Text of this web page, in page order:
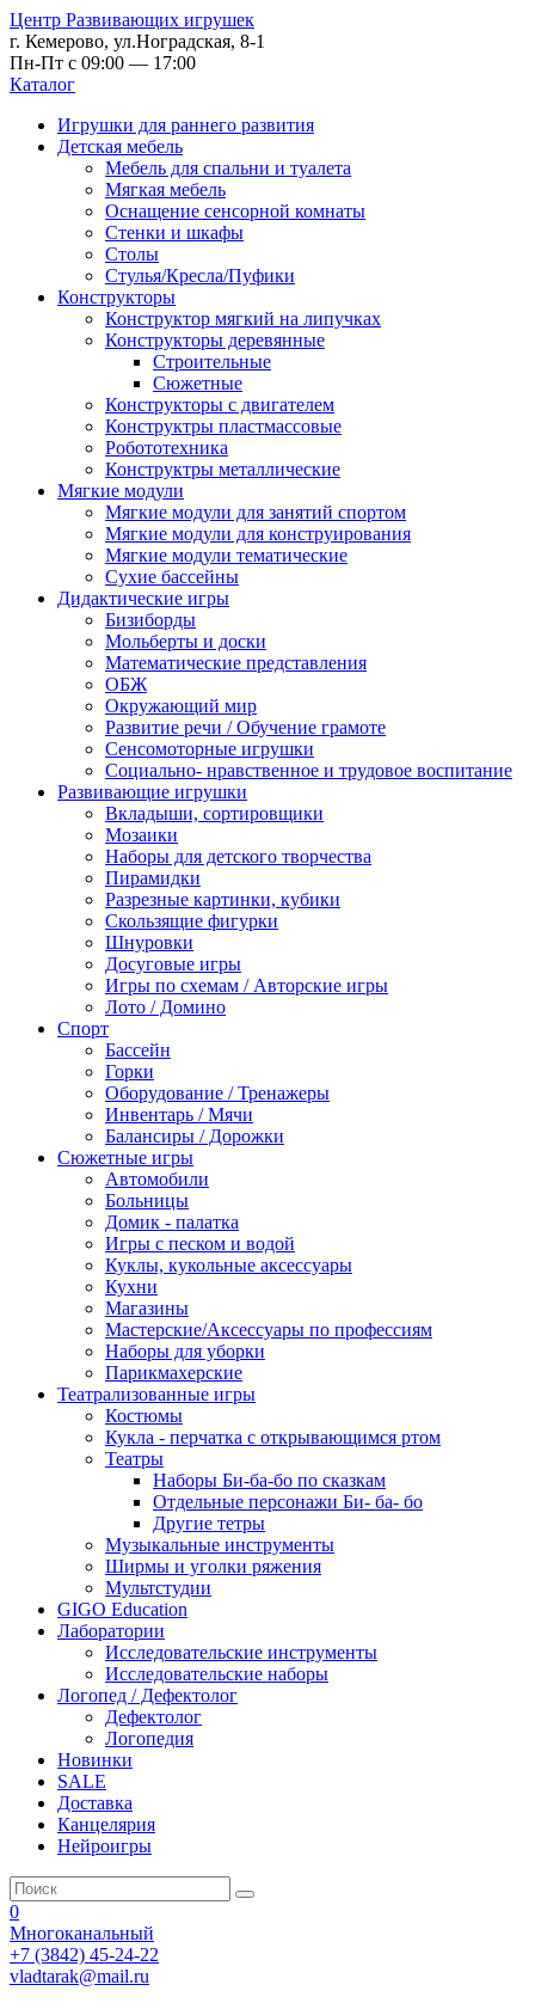
Центр Развивающих игрушек
г. Кемерово, ул.Ноградская, 8-1
Пн-Пт с 09:00 — 17:00
Каталог
Игрушки для раннего развития
Детская мебель
Мебель для спальни и туалета
Мягкая мебель
Оснащение сенсорной комнаты
Стенки и шкафы
Столы
Стулья/Кресла/Пуфики
Конструкторы
Конструктор мягкий на липучках
Конструкторы деревянные
Строительные
Сюжетные
Конструкторы с двигателем
Конструктры пластмассовые
Робототехника
Конструктры металлические
Мягкие модули
Мягкие модули для занятий спортом
Мягкие модули для конструирования
Мягкие модули тематические
Сухие бассейны
Дидактические игры
Бизиборды
Мольберты и доски
Математические представления
ОБЖ
Окружающий мир
Развитие речи / Обучение грамоте
Сенсомоторные игрушки
Социально- нравственное и трудовое воспитание
Развивающие игрушки
Вкладыши, сортировщики
Мозаики
Наборы для детского творчества
Пирамидки
Разрезные картинки, кубики
Скользящие фигурки
Шнуровки
Досуговые игры
Игры по схемам / Авторские игры
Лото / Домино
Спорт
Бассейн
Горки
Оборудование / Тренажеры
Инвентарь / Мячи
Балансиры / Дорожки
Сюжетные игры
Автомобили
Больницы
Домик - палатка
Игры с песком и водой
Куклы, кукольные аксессуары
Кухни
Магазины
Мастерские/Аксессуары по профессиям
Наборы для уборки
Парикмахерские
Театрализованные игры
Костюмы
Кукла - перчатка с открывающимся ртом
Театры
Наборы Би-ба-бо по сказкам
Отдельные персонажи Би- ба- бо
Другие тетры
Музыкальные инструменты
Ширмы и уголки ряжения
Мультстудии
GIGO Education
Лаборатории
Исследовательские инструменты
Исследовательские наборы
Логопед / Дефектолог
Дефектолог
Логопедия
Новинки
SALE
Доставка
Канцелярия
Нейроигры
0
Многоканальный
+7 (3842) 45-24-22
vladtarak@mail.ru